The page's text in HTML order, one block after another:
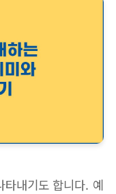
내기도 합니다. 예